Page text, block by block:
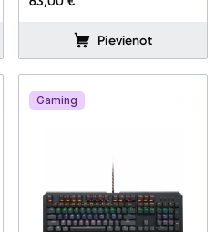
Pievienot
Gaming